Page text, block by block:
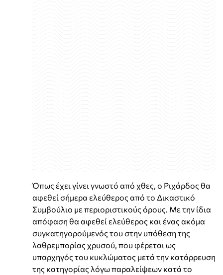
Όπως έχει γίνει γνωστό από χθες, ο Ριχάρδος θα
αφεθεί σήμερα ελεύθερος από το Δικαστικό
Συμβούλιο με περιοριστικούς όρους. Με την ίδια
απόφαση θα αφεθεί ελεύθερος και ένας ακόμα
συγκατηγορούμενός του στην υπόθεση της
λαθρεμπορίας χρυσού, που φέρεται ως
υπαρχηγός του κυκλώματος μετά την κατάρρευση
της κατηγορίας λόγω παραλείψεων κατά το